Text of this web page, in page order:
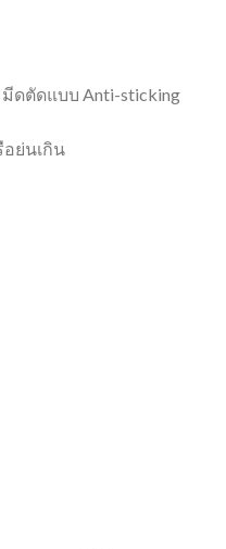
ดตัดแบบ Anti-sticking
ย่นเกิน